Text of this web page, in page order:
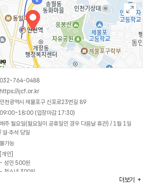
032-764-0488
https://ijcf.or.kr
인천광역시 제물포구 신포로23번길 89
09:00~18:00 (입장마감 17:30)
매주 월요일(월요일이 공휴일인 경우 다음날 휴관) / 1월 1일
/ 설·추석 당일
불가능
[개인]
- 성인 500원
- 청소년 300원
더보기